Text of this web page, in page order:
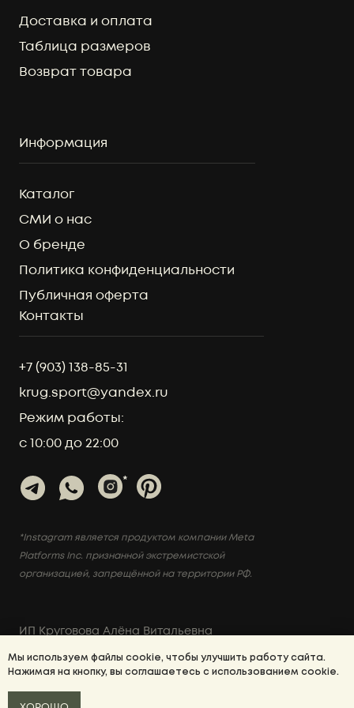
Мы используем файлы cookie, чтобы улучшить работу сайта.
Нажимая на кнопку, вы соглашаетесь с использованием cookie.